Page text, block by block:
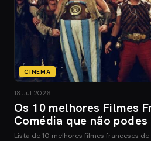
CINEMA
18 Jul 2026
Os 10 melhores Filmes
Comédia que não
Lista de 10 melhores filmes franceses